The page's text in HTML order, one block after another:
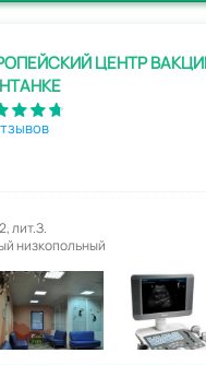
ЦЕНТР
лит.З.
низкопольный